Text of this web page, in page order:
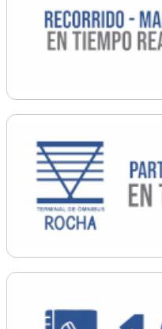
Ordenamiento
Promoción Social
Salud
Secretaría General